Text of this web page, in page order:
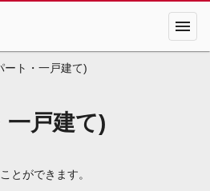
menu
ート・一戸建て)
戸建て)
とができます。